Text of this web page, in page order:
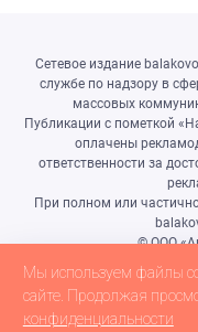
Сетевое издание
службе по надзору в
массовых
Публикации с пометкой
оплачены
ответственности за
При полном или
© ООО
Телефон
Адрес электронной
Мы используем файлы
сайте. Продолжая
конфиденциальности